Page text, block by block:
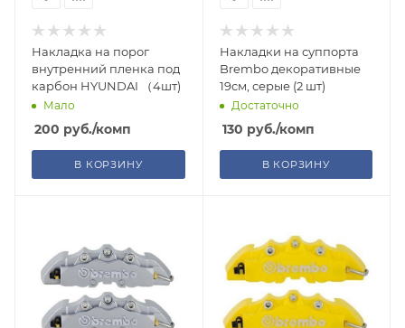
Накладка на порог
внутренний пленка под
карбон HYUNDAI （4шт)
Мало
200 руб./комп
В КОРЗИНУ
Накладки на суппорта
Brembo декоративные
19см, серые (2 шт)
Достаточно
130 руб./комп
В КОРЗИНУ